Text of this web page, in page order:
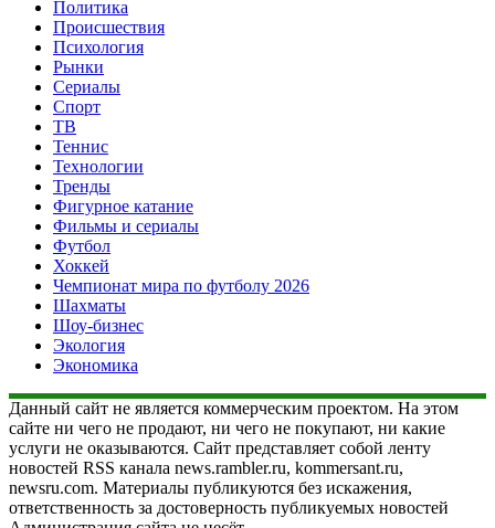
Политика
Происшествия
Психология
Рынки
Сериалы
Спорт
ТВ
Теннис
Технологии
Тренды
Фигурное катание
Фильмы и сериалы
Футбол
Хоккей
Чемпионат мира по футболу 2026
Шахматы
Шоу-бизнес
Экология
Экономика
Данный сайт не является коммерческим проектом. На этом
сайте ни чего не продают, ни чего не покупают, ни какие
услуги не оказываются. Сайт представляет собой ленту
новостей RSS канала news.rambler.ru, kommersant.ru,
newsru.com. Материалы публикуются без искажения,
ответственность за достоверность публикуемых новостей